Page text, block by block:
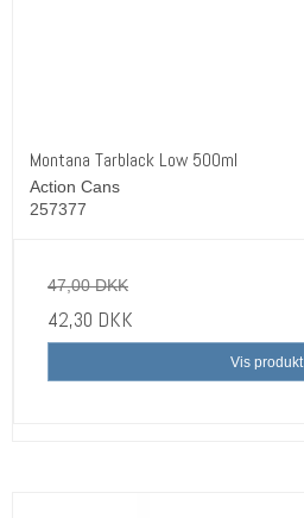
Montana Tarblack Low 500ml
Action Cans
257377
47,00 DKK
42,30 DKK
Vis produkt